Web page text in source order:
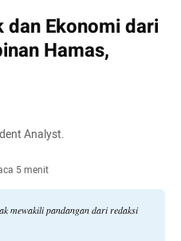
Ekonomi dari
Hamas,
Analyst.
5 menit
mewakili pandangan dari redaksi